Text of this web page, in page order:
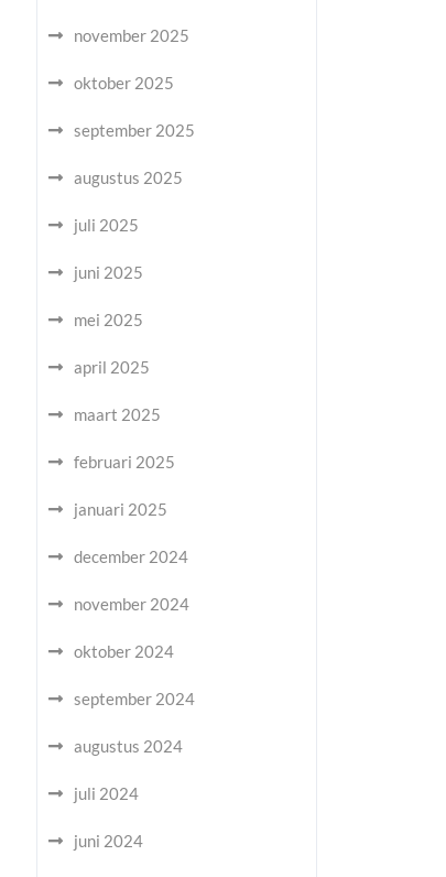
november 2025
oktober 2025
september 2025
augustus 2025
juli 2025
juni 2025
mei 2025
april 2025
maart 2025
februari 2025
januari 2025
december 2024
november 2024
oktober 2024
september 2024
augustus 2024
juli 2024
juni 2024